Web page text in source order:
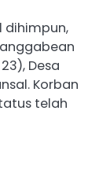
dihimpun,
Desa
Korban
telah